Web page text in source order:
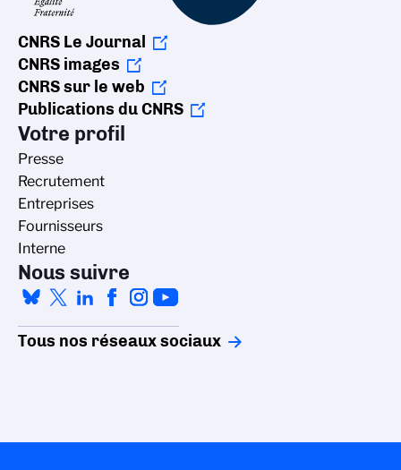
CNRS Le Journal
CNRS images
CNRS sur le web
Publications du CNRS
Votre profil
Presse
Recrutement
Entreprises
Fournisseurs
Interne
Nous suivre
Tous nos réseaux sociaux